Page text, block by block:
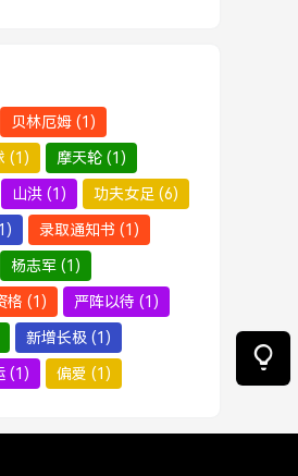
贝林厄姆 (1)
(1) 摩天轮 (1)
山洪 (1) 功夫女足 (6)
录取通知书 (1)
杨志军 (1)
格 (1) 严阵以待 (1)
新增长极 (1)
(1) 偏爱 (1)